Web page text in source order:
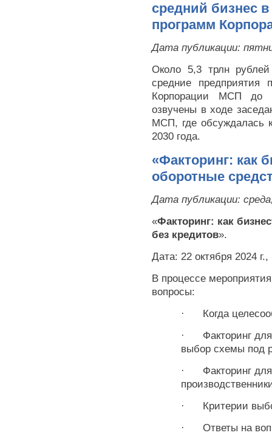
средний бизнес
программ
Дата публикации:
Около 5,3 трлн
средние
Корпорации МСП до
озвучены в ходе
МСП, где обсуждалась
2030 года.
«Факторинг: как
оборотные
Дата публикации:
«Факторинг: как
без кредитов».
Дата: 22 октября 2024
В процессе
вопросы:
· Когда
· Факторинг для
выбор схемы под
· Факторинг для
· Критерии
· Ответы на